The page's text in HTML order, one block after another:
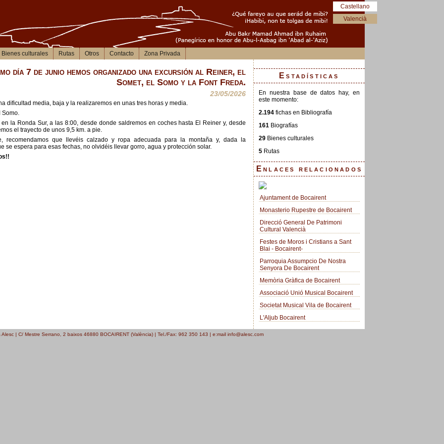
Castellano
Valencià
Bienes culturales Rutas Otros Contacto Zona Privada
día 7 de junio hemos organizado una excursión al Reiner, el
Somet, el Somo y la Font Freda.
23/05/2026
dificultad media, baja y la realizaremos en unas tres horas y media.
Somo.
la Ronda Sur, a las 8:00, desde donde saldremos en coches hasta El Reiner y, desde
el trayecto de unos 9,5 km. a pie.
recomendamos que llevéis calzado y ropa adecuada para la montaña y, dada la
se espera para esas fechas, no olvidéis llevar gorro, agua y protección solar.
Estadísticas
En nuestra base de datos hay, en
este momento:
2.194 fichas en Bibliografía
161 Biografías
29 Bienes culturales
5 Rutas
Enlaces relacionados
Ajuntament de Bocairent
Monasterio Rupestre de Bocairent
Direcció General De Patrimoni
Cultural Valencià
Festes de Moros i Cristians a Sant
Blai - Bocairent-
Parroquia Assumpcio De Nostra
Senyora De Bocairent
Memòria Gràfica de Bocairent
Associació Unió Musical Bocairent
Societat Musical Vila de Bocairent
L'Aljub Bocairent
| C/ Mestre Serrano, 2 baixos 46880 BOCAIRENT (València) | Tel./Fax: 962 350 143 | e:mail info@alesc.com